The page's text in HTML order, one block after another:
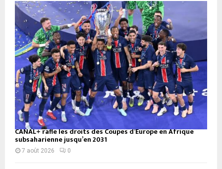
CANAL+ rafle les droits des Coupes d’Europe en Afrique
subsaharienne jusqu’en 2031
7 août 2026 0